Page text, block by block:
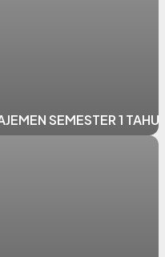
SEMESTER 1